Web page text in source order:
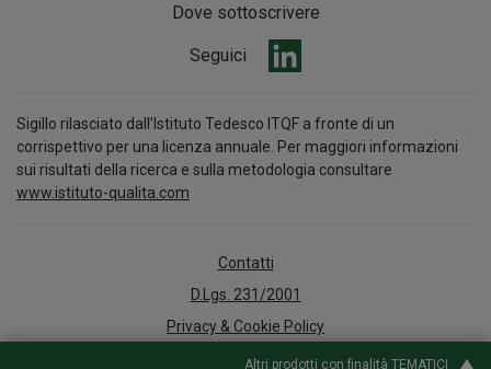
Altri prodotti con finalità TEMATICI
Dove sottoscrivere
Seguici
Sigillo rilasciato dall’Istituto Tedesco ITQF a fronte di un
corrispettivo per una licenza annuale. Per maggiori informazioni
sui risultati della ricerca e sulla metodologia consultare
www.istituto-qualita.com
Contatti
D.Lgs. 231/2001
Privacy & Cookie Policy
Arbitro per le Controversie Finanziarie